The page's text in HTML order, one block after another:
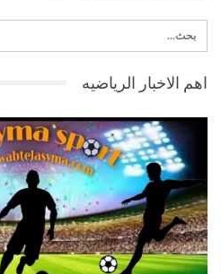
اهم الاخبار الرياضيه